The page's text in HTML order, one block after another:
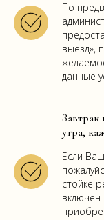
По
выезд»,
данные
Завтрак
утра,
Если
стойке